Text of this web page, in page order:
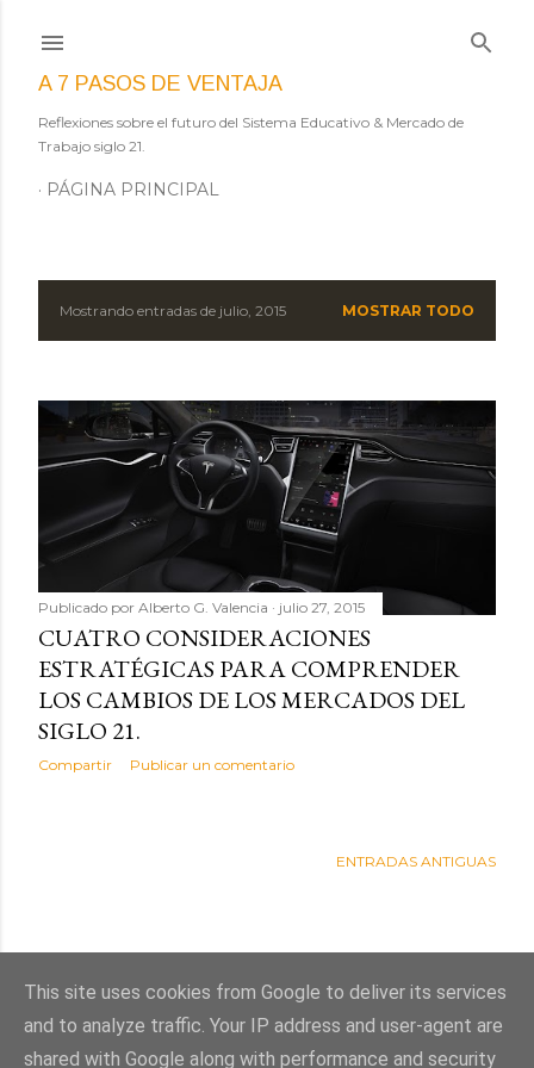
A 7 PASOS DE VENTAJA
Reflexiones sobre el futuro del Sistema Educativo & Mercado de
Trabajo siglo 21.
PÁGINA PRINCIPAL
E
t
r
a
d
a
s
Mostrando entradas de julio, 2015 MOSTRAR TODO
Publicado por Alberto G. Valencia julio 27, 2015
CUATRO CONSIDERACIONES
ESTRATÉGICAS PARA COMPRENDER
LOS CAMBIOS DE LOS MERCADOS DEL
SIGLO 21.
Compartir Publicar un comentario
ENTRADAS ANTIGUAS
This site uses cookies from Google to deliver its services
and to analyze traffic. Your IP address and user-agent are
shared with Google along with performance and security